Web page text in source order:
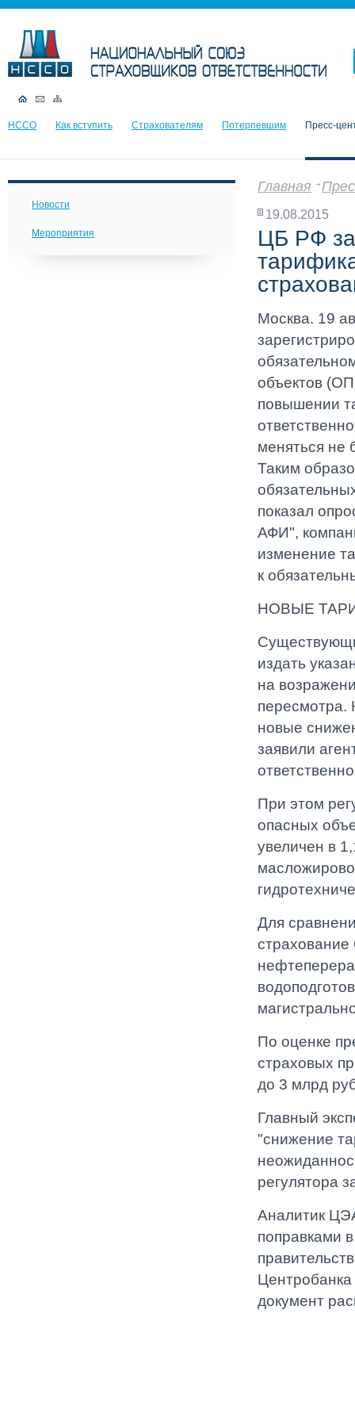
НССО Как вступить Страхователям Потерпевшим Пресс-
Новости
Мероприятия
Главная
19.08.2015
ЦБ РФ
Москва. 19
объектов
повышении
меняться не
Таким
показал
АФИ",
изменение
к
НОВЫЕ
издать
на
пересмотра.
новые
заявили
При этом
опасных
увеличен в
Для
По оценке
страховых
до 3 млрд
Главный
"снижение
регулятора
Аналитик
поправками
документ